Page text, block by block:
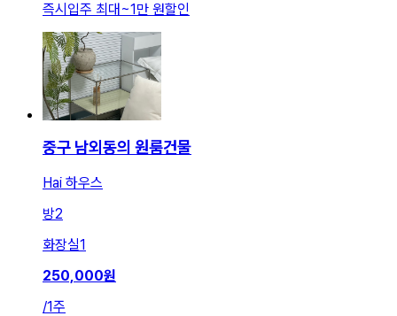
즉시입주 최대 ~1만 원할인
중구 남외동의 원룸건물
Hai 하우스
방2
화장실1
250,000원
/1주